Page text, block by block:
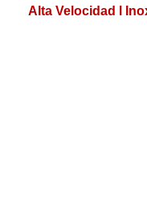
Alta Velocidad l